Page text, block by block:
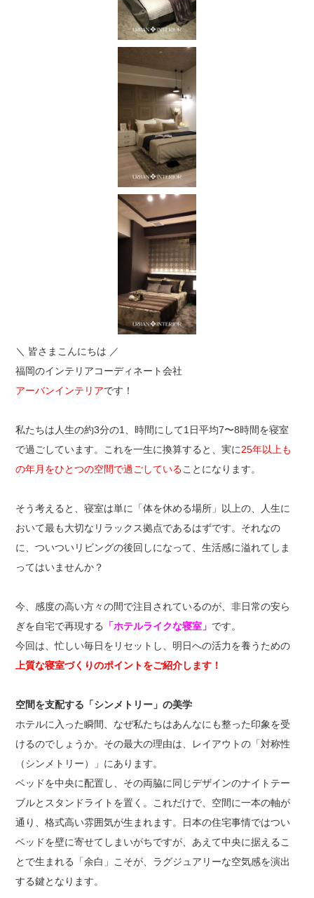
＼ 皆さまこんにちは ／
福岡のインテリアコーディネート会社
アーバンインテリアです！
私たちは人生の約3分の1、時間にして1日平均7〜8時間を寝室
で過ごしています。これを一生に換算すると、実に25年以上も
の年月をひとつの空間で過ごしていることになります。
そう考えると、寝室は単に「体を休める場所」以上の、人生に
おいて最も大切なリラックス拠点であるはずです。それなの
に、ついついリビングの後回しになって、生活感に溢れてしま
ってはいませんか？
今、感度の高い方々の間で注目されているのが、非日常の安ら
ぎを自宅で再現する
「ホテルライクな寝室」 です。
今回は、忙しい毎日をリセットし、明日への活力を養うための
上質な寝室づくりのポイントをご紹介します！
空間を支配する「シンメトリー」の美学
ホテルに入った瞬間、なぜ私たちはあんなにも整った印象を受
けるのでしょうか。その最大の理由は、レイアウトの「対称性
（シンメトリー）」にあります。
ベッドを中央に配置し、その両脇に同じデザインのナイトテー
ブルとスタンドライトを置く。これだけで、空間に一本の軸が
通り、格式高い雰囲気が生まれます。日本の住宅事情ではつい
ベッドを壁に寄せてしまいがちですが、あえて中央に据えるこ
とで生まれる「余白」こそが、ラグジュアリーな空気感を演出
する鍵となります。